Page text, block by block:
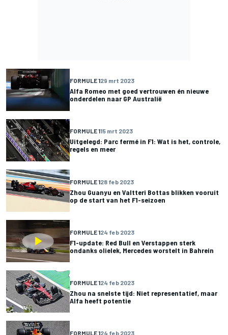
FORMULE 129 mrt 2023
Alfa Romeo met goed vertrouwen én nieuwe
onderdelen naar GP Australië
FORMULE 115 mrt 2023
Uitgelegd: Parc fermé in F1: Wat is het, controle,
regels en meer
FORMULE 128 feb 2023
Zhou Guanyu en Valtteri Bottas blikken vooruit
op de start van het F1-seizoen
FORMULE 124 feb 2023
F1-update: Red Bull en Verstappen sterk
ondanks olielek, Mercedes worstelt in Bahrein
FORMULE 124 feb 2023
Zhou na snelste tijd: Niet representatief, maar
Alfa heeft potentie
FORMULE 124 feb 2023